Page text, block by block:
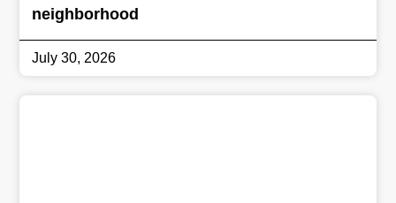
neighborhood
July 30, 2026